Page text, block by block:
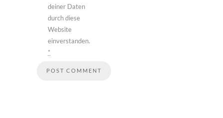
deiner Daten
durch diese
Website
einverstanden.
*